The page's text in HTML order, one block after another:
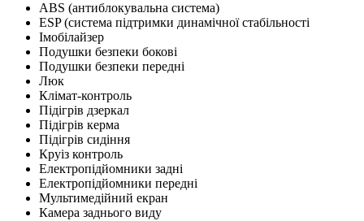
ABS (антиблокувальна система)
ESP (система підтримки динамічної стабільності
Імобілайзер
Подушки безпеки бокові
Подушки безпеки передні
Люк
Клімат-контроль
Підігрів дзеркал
Підігрів керма
Підігрів сидіння
Круіз контроль
Електропідйомники задні
Електропідйомники передні
Мультимедійний екран
Камера заднього виду